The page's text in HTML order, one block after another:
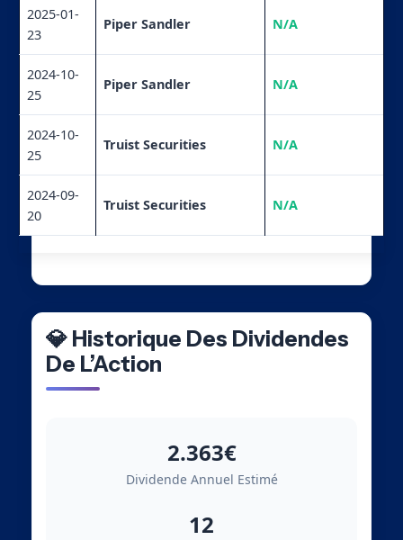
2025-01-
23
Piper Sandler N/A
2024-10-
25
Piper Sandler N/A
2024-10-
25
Truist Securities N/A
2024-09-
20
Truist Securities N/A
💎 Historique Des Dividendes
De L’Action
2.363€
Dividende Annuel Estimé
12